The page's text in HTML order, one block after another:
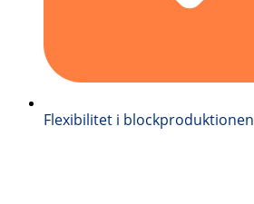
Flexibilitet i blockproduktionen